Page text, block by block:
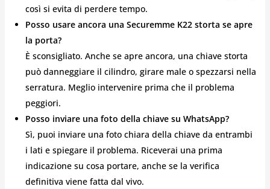
così si evita di perdere tempo.
Posso usare ancora una Securemme K22 storta se apre
la porta?
È sconsigliato. Anche se apre ancora, una chiave storta
può danneggiare il cilindro, girare male o spezzarsi nella
serratura. Meglio intervenire prima che il problema
peggiori.
Posso inviare una foto della chiave su WhatsApp?
Sì, puoi inviare una foto chiara della chiave da entrambi
i lati e spiegare il problema. Riceverai una prima
indicazione su cosa portare, anche se la verifica
definitiva viene fatta dal vivo.